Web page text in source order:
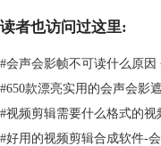
8. 制作完毕后点击“播放”浏
读者也访问过这里:
#会声会影帧不可读什么原
#650款漂亮实用的会声会影
#视频剪辑需要什么格式的
#好用的视频剪辑合成软件-